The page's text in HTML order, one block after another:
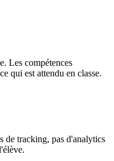
Les compétences
qui est attendu en classe.
de tracking, pas d'analytics